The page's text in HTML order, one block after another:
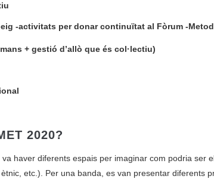
-activitats per donar continuïtat al Fòrum -
+ gestió d’allò que és col·lectiu)
2020?
va haver diferents espais per imaginar com podria ser
etc.). Per una banda, es van presentar diferents